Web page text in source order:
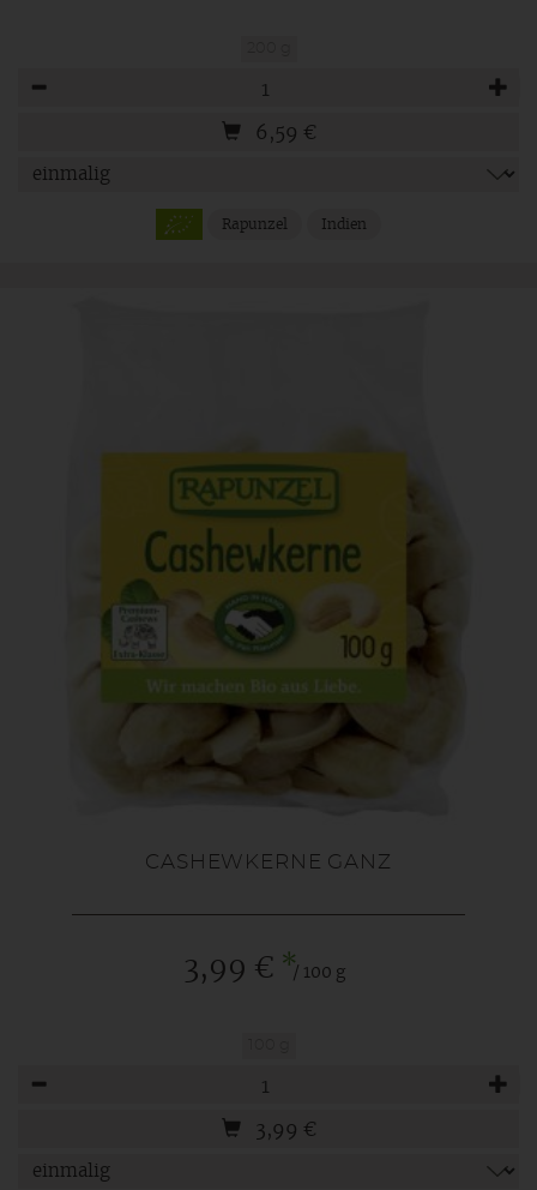
6,59 €
Rapunzel Indien
CASHEWKERNE GANZ
3,99 € */ 100 g
3,99 €